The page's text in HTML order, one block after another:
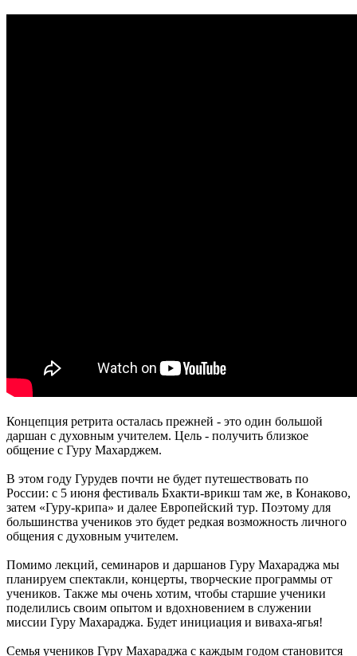
Концепция ретрита осталась прежней - это один большой
даршан с духовным учителем. Цель - получить близкое
общение с Гуру Махарджем.
В этом году Гурудев почти не будет путешествовать по
России: с 5 июня фестиваль Бхакти-врикш там же, в Конаково,
затем «Гуру-крипа» и далее Европейский тур. Поэтому для
большинства учеников это будет редкая возможность личного
общения с духовным учителем.
Помимо лекций, семинаров и даршанов Гуру Махараджа мы
планируем спектакли, концерты, творческие программы от
учеников. Также мы очень хотим, чтобы старшие ученики
поделились своим опытом и вдохновением в служении
миссии Гуру Махараджа. Будет инициация и виваха-ягья!
Семья учеников Гуру Махараджа с каждым годом становится